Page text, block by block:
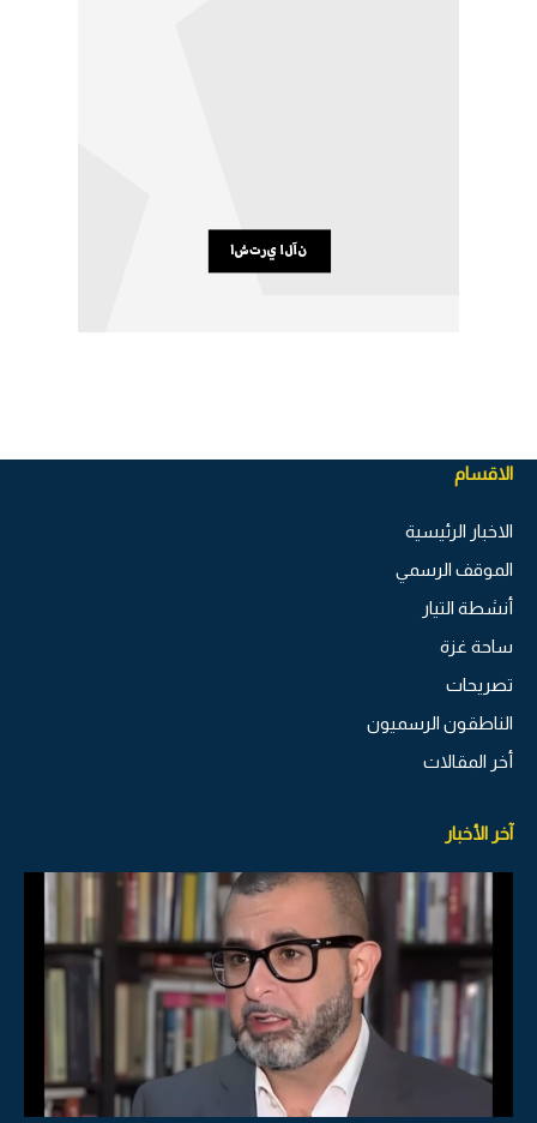
الاقسام
الاخبار الرئيسية
الموقف الرسمي
أنشطة التيار
ساحة غزة
تصريحات
الناطقون الرسميون
أخر المقالات
آخر الأخبار